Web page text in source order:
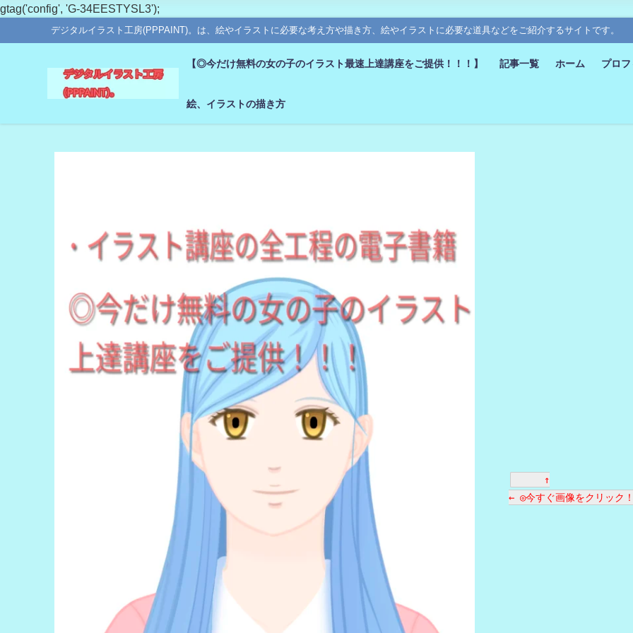
gtag('config', 'G-34EESTYSL3');
デジタルイラスト工房(PPPAINT)。は、絵やイラストに必要な考え方や描き方、絵やイラストに必要な道具などをご紹介するサイトです。
【◎今だけ無料の女の子のイラスト最速上達講座をご提供！！！】 記事一覧 ホーム プロ
絵、イラストの描き方
↑
← ◎今すぐ画像をクリック